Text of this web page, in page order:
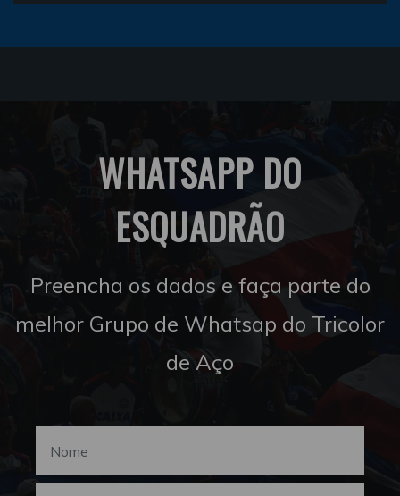
WHATSAPP DO
ESQUADRÃO
Preencha os dados e faça parte do
melhor Grupo de Whatsap do Tricolor
de Aço